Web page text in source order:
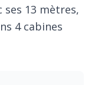
ses 13 mètres,
4 cabines